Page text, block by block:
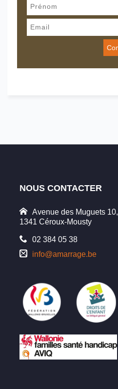
NOUS CONTACTER
Avenue des Muguets 10,
1341 Céroux-Mousty
02 384 05 38
info@amarrage.be